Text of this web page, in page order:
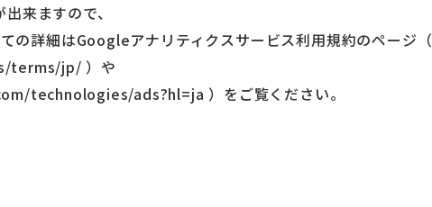
来ますので、
の詳細はGoogleアナリティクスサービス利用規約のページ（
terms/jp/ ）や
technologies/ads?hl=ja ）をご覧ください。